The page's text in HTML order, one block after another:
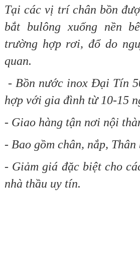
Tại các vị trí chân bồn
bắt bulông xuống nền
trường hợp rơi, đổ do
quan.
- Bồn nước inox Đại Tín
hợp với gia đình từ 10-15
- Giao hàng tận nơi nội
- Bao gồm chân, nắp, Thân
- Giảm giá đặc biệt cho
nhà thầu uy tín.